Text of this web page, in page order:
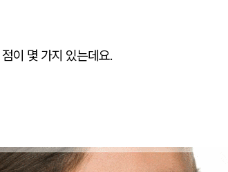
이 몇 가지 있는데요.